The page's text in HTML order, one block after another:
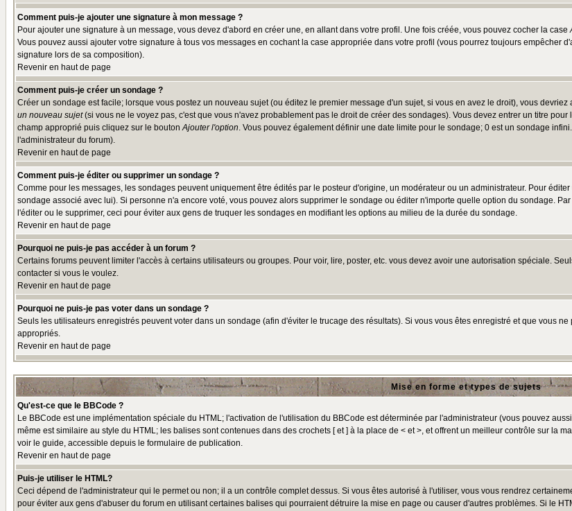
Comment puis-je ajouter une signature à mon message ?
Pour ajouter une signature à un message, vous devez d'abord en créer une, en allant dans votre profil. Une fois créée, vous pouvez cocher la case
Vous pouvez aussi ajouter votre signature à tous vos messages en cochant la case appropriée dans votre profil (vous pourrez toujours empêcher
signature lors de sa composition).
Revenir en haut de page
Comment puis-je créer un sondage ?
Créer un sondage est facile; lorsque vous postez un nouveau sujet (ou éditez le premier message d'un sujet, si vous en avez le droit), vous
un nouveau sujet(si vous ne le voyez pas, c'est que vous n'avez probablement pas le droit de créer des sondages). Vous devez entrer un titre
champ approprié puis cliquez sur le boutonAjouter l'option. Vous pouvez également définir une date limite pour le sondage; 0 est un sondage
l'administrateur du forum).
Revenir en haut de page
Comment puis-je éditer ou supprimer un sondage ?
Comme pour les messages, les sondages peuvent uniquement être édités par le posteur d'origine, un modérateur ou un administrateur. Pour
sondage associé avec lui). Si personne n'a encore voté, vous pouvez alors supprimer le sondage ou éditer n'importe quelle option du sondage.
l'éditer ou le supprimer, ceci pour éviter aux gens de truquer les sondages en modifiant les options au milieu de la durée du sondage.
Revenir en haut de page
Pourquoi ne puis-je pas accéder à un forum ?
Certains forums peuvent limiter l'accès à certains utilisateurs ou groupes. Pour voir, lire, poster, etc. vous devez avoir une autorisation spéciale.
contacter si vous le voulez.
Revenir en haut de page
Pourquoi ne puis-je pas voter dans un sondage ?
Seuls les utilisateurs enregistrés peuvent voter dans un sondage (afin d'éviter le trucage des résultats). Si vous vous êtes enregistré et que vous
appropriés.
Revenir en haut de page
Mise en forme et types de sujets
Qu'est-ce que le BBCode ?
Le BBCode est une implémentation spéciale du HTML; l'activation de l'utilisation du BBCode est déterminée par l'administrateur (vous pouvez
même est similaire au style du HTML; les balises sont contenues dans des crochets [ et ] à la place de < et >, et offrent un meilleur contrôle sur la
voir le guide, accessible depuis le formulaire de publication.
Revenir en haut de page
Puis-je utiliser le HTML?
Ceci dépend de l'administrateur qui le permet ou non; il a un contrôle complet dessus. Si vous êtes autorisé à l'utiliser, vous vous rendrez
pour éviter aux gens d'abuser du forum en utilisant certaines balises qui pourraient détruire la mise en page ou causer d'autres problèmes. Si le